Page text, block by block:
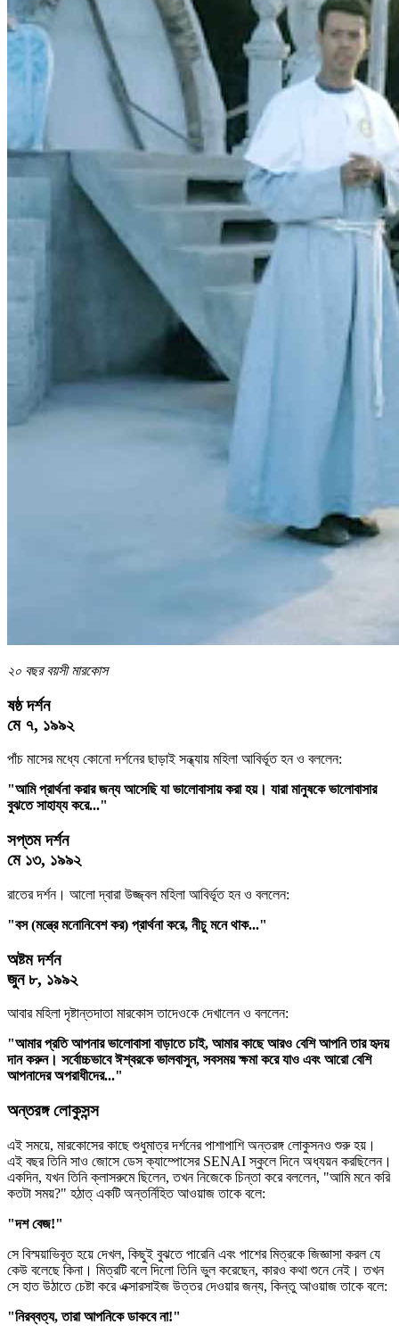
২০ বছর বয়সী মারকোস
ষষ্ঠ দর্শন
মে ৭, ১৯৯২
পাঁচ মাসের মধ্যে কোনো দর্শনের ছাড়াই সন্ধ্যায় মহিলা আবির্ভূত হন ও বললেন:
"আমি প্রার্থনা করার জন্য আসেছি যা ভালোবাসায় করা হয়। যারা মানুষকে ভালোবাসার
বুঝতে সাহায্য করে..."
সপ্তম দর্শন
মে ১৩, ১৯৯২
রাতের দর্শন। আলো দ্বারা উজ্জ্বল মহিলা আবির্ভূত হন ও বললেন:
"বস (মন্ত্রে মনোনিবেশ কর) প্রার্থনা করে, নীচু মনে থাক..."
অষ্টম দর্শন
জুন ৮, ১৯৯২
আবার মহিলা দৃষ্টান্তদাতা মারকোস তাদেওকে দেখালেন ও বললেন:
"আমার প্রতি আপনার ভালোবাসা বাড়াতে চাই, আমার কাছে আরও বেশি আপনি তার হৃদয়
দান করুন। সর্বোচ্চভাবে ঈশ্বরকে ভালবাসুন, সবসময় ক্ষমা করে যাও এবং আরো বেশি
আপনাদের অপরাধীদের..."
অন্তরঙ্গ লোকুসন্স
এই সময়ে, মারকোসের কাছে শুধুমাত্র দর্শনের পাশাপাশি অন্তরঙ্গ লোকুসনও শুরু হয়।
এই বছর তিনি সাও জোসে ডেস ক্যাম্পোসের SENAI স্কুলে দিনে অধ্যয়ন করছিলেন।
একদিন, যখন তিনি ক্লাসরুমে ছিলেন, তখন নিজেকে চিন্তা করে বললেন, "আমি মনে করি
কতটা সময়?" হঠাত্‌ একটি অন্তর্নিহিত আওয়াজ তাকে বলে:
"দশ বেজ!"
সে বিস্ময়াভিবূত হয়ে দেখল, কিছুই বুঝতে পারেনি এবং পাশের মিত্রকে জিজ্ঞাসা করল যে
কেউ বলেছে কিনা। মিত্রটি বলে দিলো তিনি ভুল করেছেন, কারও কথা শুনে নেই। তখন
সে হাত উঠাতে চেষ্টা করে এক্সারসাইজ উত্তর দেওয়ার জন্য, কিন্তু আওয়াজ তাকে বলে:
"নিরব্বত্য, তারা আপনিকে ডাকবে না!"